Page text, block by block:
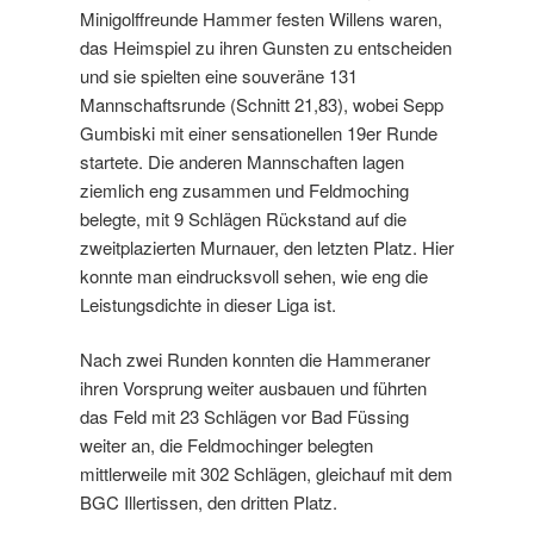
Minigolffreunde Hammer festen Willens waren,
das Heimspiel zu ihren Gunsten zu entscheiden
und sie spielten eine souveräne 131
Mannschaftsrunde (Schnitt 21,83), wobei Sepp
Gumbiski mit einer sensationellen 19er Runde
startete. Die anderen Mannschaften lagen
ziemlich eng zusammen und Feldmoching
belegte, mit 9 Schlägen Rückstand auf die
zweitplazierten Murnauer, den letzten Platz. Hier
konnte man eindrucksvoll sehen, wie eng die
Leistungsdichte in dieser Liga ist.
Nach zwei Runden konnten die Hammeraner
ihren Vorsprung weiter ausbauen und führten
das Feld mit 23 Schlägen vor Bad Füssing
weiter an, die Feldmochinger belegten
mittlerweile mit 302 Schlägen, gleichauf mit dem
BGC Illertissen, den dritten Platz.